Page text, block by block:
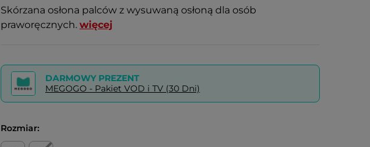
Skórzana osłona palców z wysuwaną osłoną dla osób
praworęcznych. więcej
DARMOWY PREZENT
MEGOGO - Pakiet VOD i TV (30 Dni)
Rozmiar: